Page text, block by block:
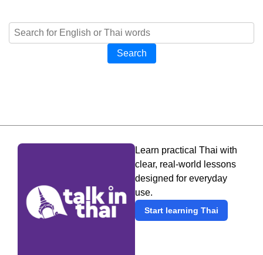
Search
Learn practical Thai with
clear, real-world lessons
designed for everyday
use.
Start learning Thai